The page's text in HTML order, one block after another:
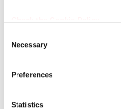
Necessary
Preferences
Statistics
女子プロゴルファー福田萌維選
2026.06.11
に申し込めるクレジットカード 「